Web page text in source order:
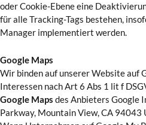
oder Cookie-Ebene eine
für alle Tracking-Tags bestehen,
Manager implementiert werden.
Google Maps
Wir binden auf unserer Website auf
Interessen nach Art 6 Abs 1 lit f
Google Maps des Anbieters Google
Parkway, Mountain View, CA 94043